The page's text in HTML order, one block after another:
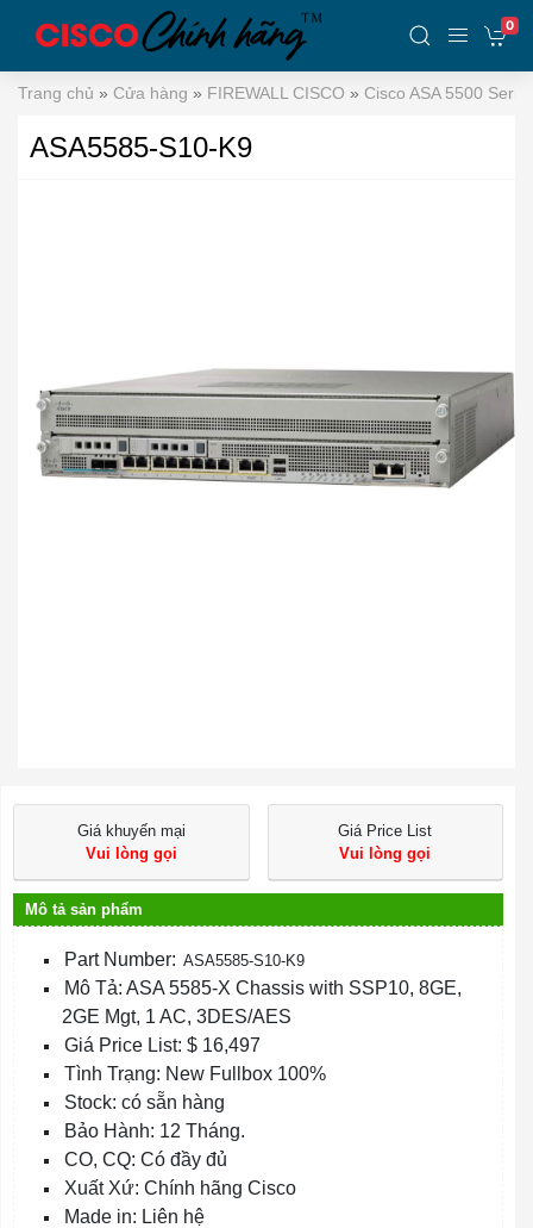
0
Trang chủ » Cửa hàng » FIREWALL CISCO » Cisco ASA 5500
ASA5585-S10-K9
Giá khuyến mại
Vui lòng gọi
Giá Price List
Vui lòng gọi
Mô tả sản phẩm
Part Number: ASA5585-S10-K9
Mô Tả: ASA 5585-X Chassis with SSP10, 8GE,
2GE Mgt, 1 AC, 3DES/AES
Giá Price List: $ 16,497
Tình Trạng: New Fullbox 100%
Stock: có sẵn hàng
Bảo Hành: 12 Tháng.
CO, CQ: Có đầy đủ
Xuất Xứ: Chính hãng Cisco
Made in: Liên hệ